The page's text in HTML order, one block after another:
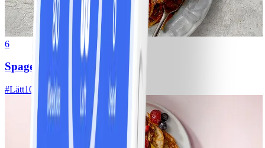
6
Spagetti med köttfärssås
#Lätt10 MIN